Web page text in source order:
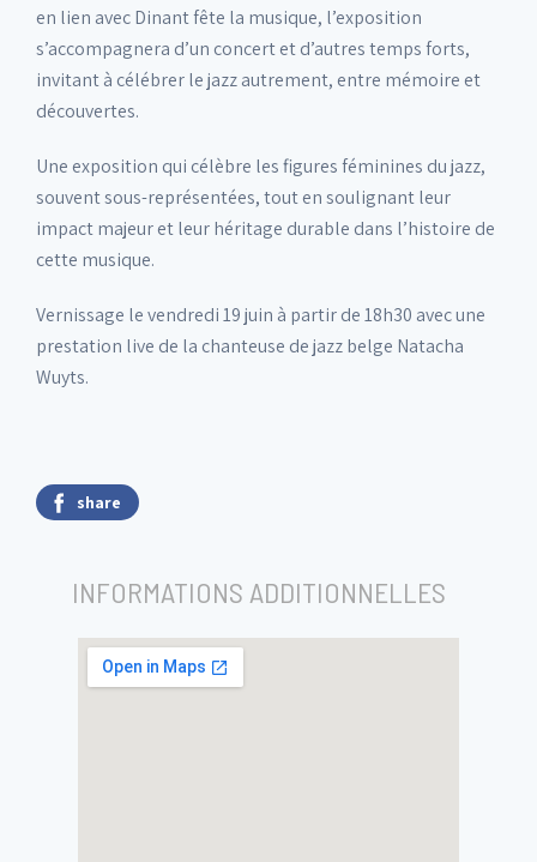
en lien avec Dinant fête la musique, l’exposition
s’accompagnera d’un concert et d’autres temps forts,
invitant à célébrer le jazz autrement, entre mémoire et
découvertes.
Une exposition qui célèbre les figures féminines du jazz,
souvent sous-représentées, tout en soulignant leur
impact majeur et leur héritage durable dans l’histoire de
cette musique.
Vernissage le vendredi 19 juin à partir de 18h30 avec une
prestation live de la chanteuse de jazz belge Natacha
Wuyts.
share
INFORMATIONS ADDITIONNELLES